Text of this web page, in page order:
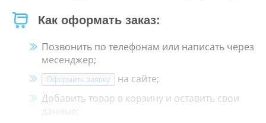
Как оформать заказ:
Позвонить по телефонам или написать через
месенджер;
Оформить заявку
на сайте;
Добавить товар в корзину и оставить свои
данные;